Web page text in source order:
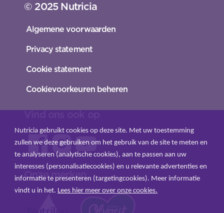
© 2025 Nutricia
Algemene voorwaarden
Privacy statement
Cookie statement
Cookievoorkeuren beheren
Onze merken
Nutricia gebruikt cookies op deze site. Met uw toestemming
zullen we deze gebruiken om het gebruik van de site te meten en
te analyseren (analytische cookies), aan te passen aan uw
interesses (personalisatiecookies) en u relevante advertenties en
informatie te presenteren (targetingcookies). Meer informatie
vindt u in het. Lees hier meer over onze cookies.